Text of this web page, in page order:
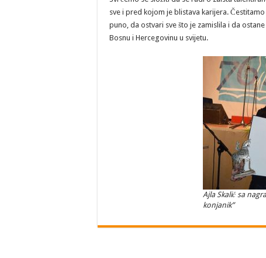
sve i pred kojom je blistava karijera.
puno, da ostvari sve što je zamislila i da
Bosnu i Hercegovinu u svijetu.
Ajla Skalić sa
konjanik”